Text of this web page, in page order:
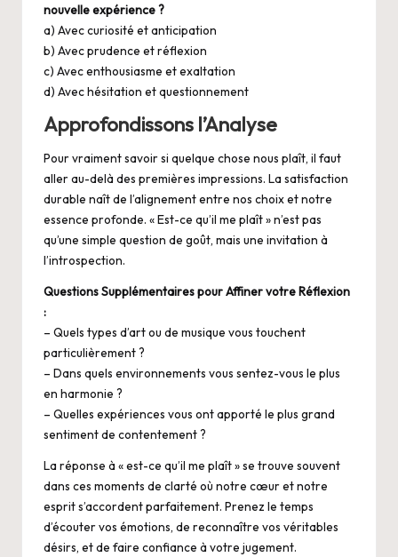
nouvelle expérience ?
a) Avec curiosité et anticipation
b) Avec prudence et réflexion
c) Avec enthousiasme et exaltation
d) Avec hésitation et questionnement
Approfondissons l’Analyse
Pour vraiment savoir si quelque chose nous plaît, il faut
aller au-delà des premières impressions. La satisfaction
durable naît de l’alignement entre nos choix et notre
essence profonde. « Est-ce qu’il me plaît » n’est pas
qu’une simple question de goût, mais une invitation à
l’introspection.
Questions Supplémentaires pour Affiner votre Réflexion
:
– Quels types d’art ou de musique vous touchent
particulièrement ?
– Dans quels environnements vous sentez-vous le plus
en harmonie ?
– Quelles expériences vous ont apporté le plus grand
sentiment de contentement ?
La réponse à « est-ce qu’il me plaît » se trouve souvent
dans ces moments de clarté où notre cœur et notre
esprit s’accordent parfaitement. Prenez le temps
d’écouter vos émotions, de reconnaître vos véritables
désirs, et de faire confiance à votre jugement.